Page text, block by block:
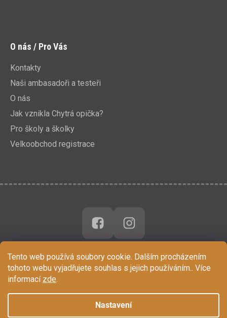
Tento web používá soubory cookie. Dalším procházením
tohoto webu vyjadřujete souhlas s jejich používáním.. Více
informací zde.
Nastavení
O nás / Pro Vás
Kontakty
Naši ambasadoři a testeři
O nás
Jak vznikla Chytrá opička?
Pro školy a školky
Velkoobchod registrace